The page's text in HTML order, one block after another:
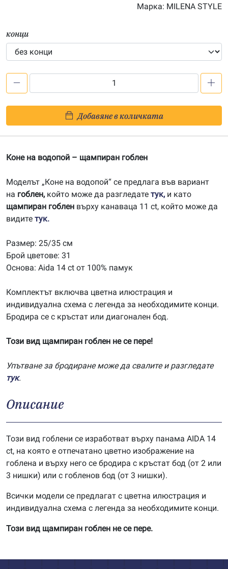
Марка: MILENA STYLE
конци
на
водопой
печатана
14ct
AE003
Добавяне в количката
Коне на водопой – щампиран гоблен
Моделът „Коне на водопой“ се предлага във вариант
на гоблен, който може да разгледате тук, и като
щампиран гоблен върху канаваца 11 ct, който може да
видите тук.
Размер: 25/35 см
Брой цветове: 31
Основа: Aida 14 ct от 100% памук
Комплектът включва цветна илюстрация и
индивидуална схема с легенда за необходимите конци.
Бродира се с кръстат или диагонален бод.
Този вид щампиран гоблен не се пере!
Упътване за бродиране може да свалите и разгледате
тук.
Описание
Този вид гоблени се изработват върху панама AIDA 14
ct, на която е отпечатано цветно изображение на
гоблена и върху него се бродира с кръстат бод (от 2 или
3 нишки) или с гобленов бод (от 3 нишки).
Всички модели се предлагат с цветна илюстрация и
индивидуална схема с легенда за необходимите конци.
Този вид щампиран гоблен не се пере.